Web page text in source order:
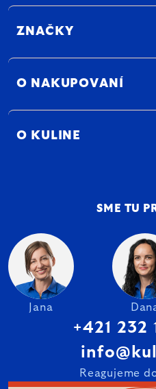
ZNAČKY
O NAKUPOVANÍ
O KULINE
SME TU
Jana
+421 232
Reagujeme